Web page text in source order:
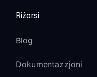
Riżorsi
Blog
Dokumentazzjoni